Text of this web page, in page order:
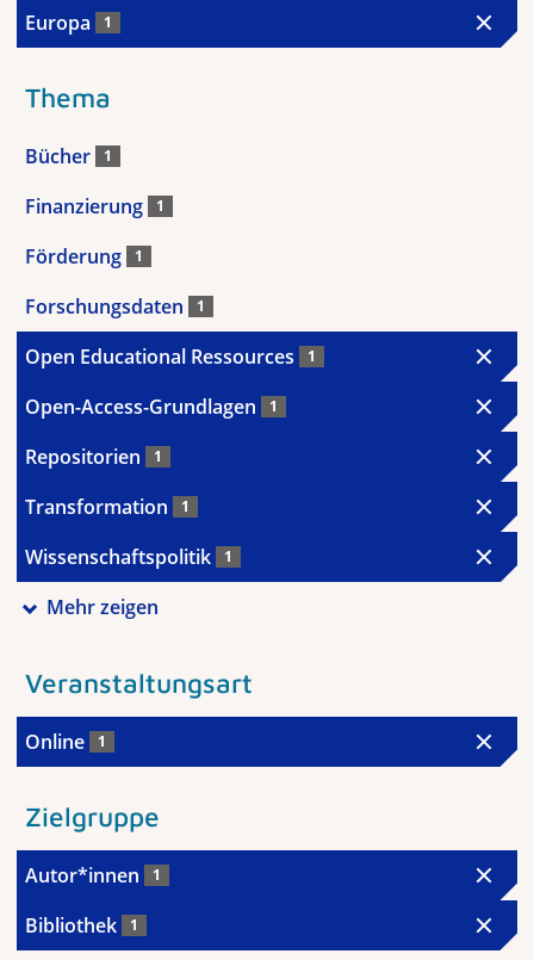
Europa 1
Thema
Bücher 1
Finanzierung 1
Förderung 1
Forschungsdaten 1
Open Educational Ressources 1
Open-Access-Grundlagen 1
Repositorien 1
Transformation 1
Wissenschaftspolitik 1
Mehr zeigen
Veranstaltungsart
Online 1
Zielgruppe
Autor*innen 1
Bibliothek 1